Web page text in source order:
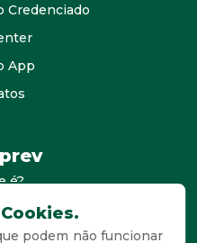
Credenciado
App
é?
Visita
podem não funcionar